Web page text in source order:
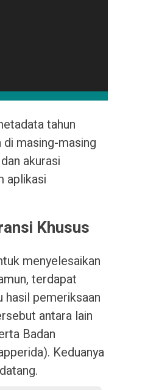
tahun
masing-masing
akurasi
aplikasi
Khusus
menyelesaikan
terdapat
hasil pemeriksaan
antara lain
Badan
Keduanya